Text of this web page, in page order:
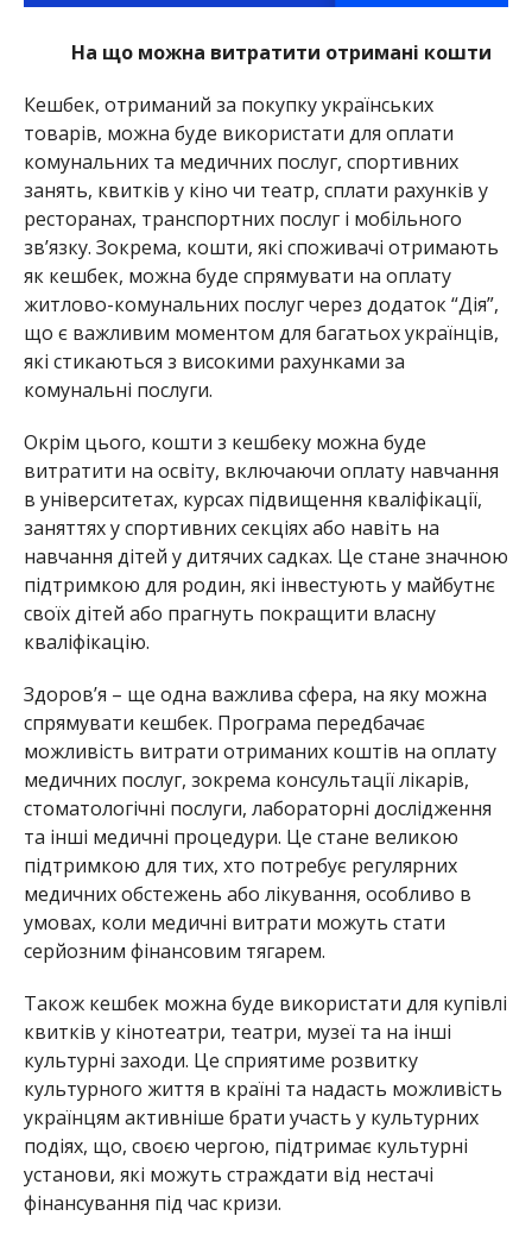
На що можна витратити отримані кошти
Кешбек, отриманий за покупку українських
товарів, можна буде використати для оплати
комунальних та медичних послуг, спортивних
занять, квитків у кіно чи театр, сплати рахунків у
ресторанах, транспортних послуг і мобільного
зв’язку. Зокрема, кошти, які споживачі отримають
як кешбек, можна буде спрямувати на оплату
житлово-комунальних послуг через додаток “Дія”,
що є важливим моментом для багатьох українців,
які стикаються з високими рахунками за
комунальні послуги.
Окрім цього, кошти з кешбеку можна буде
витратити на освіту, включаючи оплату навчання
в університетах, курсах підвищення кваліфікації,
заняттях у спортивних секціях або навіть на
навчання дітей у дитячих садках. Це стане значною
підтримкою для родин, які інвестують у майбутнє
своїх дітей або прагнуть покращити власну
кваліфікацію.
Здоров’я – ще одна важлива сфера, на яку можна
спрямувати кешбек. Програма передбачає
можливість витрати отриманих коштів на оплату
медичних послуг, зокрема консультації лікарів,
стоматологічні послуги, лабораторні дослідження
та інші медичні процедури. Це стане великою
підтримкою для тих, хто потребує регулярних
медичних обстежень або лікування, особливо в
умовах, коли медичні витрати можуть стати
серйозним фінансовим тягарем.
Також кешбек можна буде використати для купівлі
квитків у кінотеатри, театри, музеї та на інші
культурні заходи. Це сприятиме розвитку
культурного життя в країні та надасть можливість
українцям активніше брати участь у культурних
подіях, що, своєю чергою, підтримає культурні
установи, які можуть страждати від нестачі
фінансування під час кризи.